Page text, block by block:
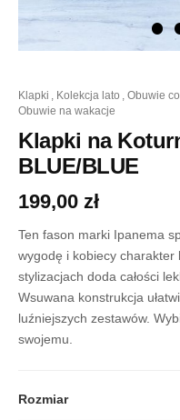
klapki , kolekcja lato , obuwie
obuwie na wakacje
Klapki na
BLUE/BLUE
199,00 zł
Ten fason marki Ipanema
wygodę i kobiecy charakter
stylizacjach doda całości
Wsuwana konstrukcja
luźniejszych zestawów.
swojemu.
Rozmiar
Klapki
na
Koturnie
IPANEMA
82856